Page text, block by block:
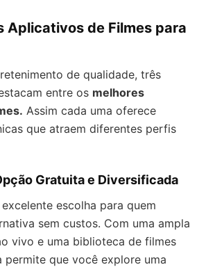
Aplicativos de Filmes para
de qualidade, três
entre os melhores
Assim cada uma oferece
que atraem diferentes perfis
Gratuita e Diversificada
escolha para quem
sem custos. Com uma ampla
vivo e uma biblioteca de filmes
permite que você explore uma